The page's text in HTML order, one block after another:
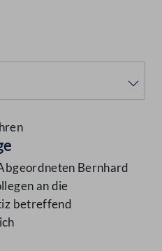
Bernhard
an die
betreffend